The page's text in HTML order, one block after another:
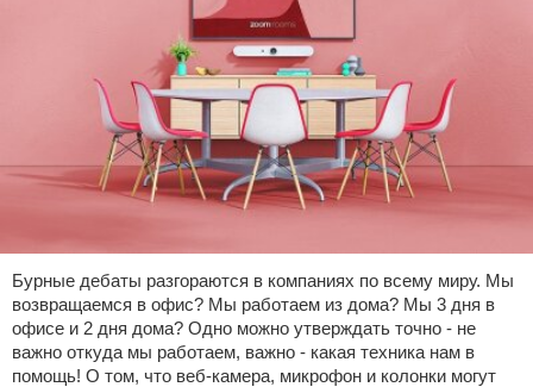
Бурные дебаты разгораются в компаниях по всему миру. Мы
возвращаемся в офис? Мы работаем из дома? Мы 3 дня в
офисе и 2 дня дома? Одно можно утверждать точно - не
важно откуда мы работаем, важно - какая техника нам в
помощь! О том, что веб-камера, микрофон и колонки могут